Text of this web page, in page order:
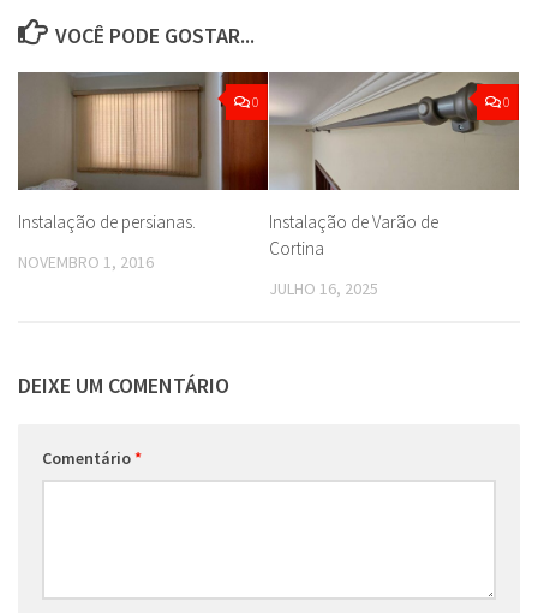
VOCÊ PODE GOSTAR...
0
Instalação de persianas.
NOVEMBRO 1, 2016
0
Instalação de Varão de
Cortina
JULHO 16, 2025
DEIXE UM COMENTÁRIO
Comentário*